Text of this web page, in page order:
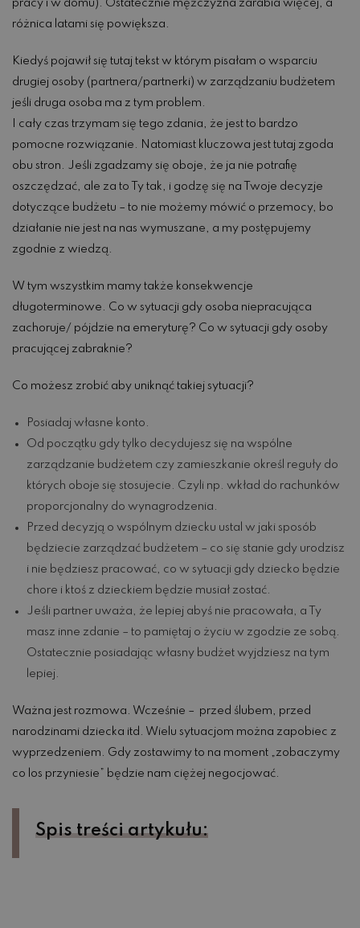
pracy i w domu). Ostatecznie mężczyzna zarabia więcej, a
różnica latami się powiększa.
Kiedyś pojawił się tutaj tekst w którym pisałam o wsparciu
drugiej osoby (partnera/partnerki) w zarządzaniu budżetem
jeśli druga osoba ma z tym problem.
I cały czas trzymam się tego zdania, że jest to bardzo
pomocne rozwiązanie. Natomiast kluczowa jest tutaj zgoda
obu stron. Jeśli zgadzamy się oboje, że ja nie potrafię
oszczędzać, ale za to Ty tak, i godzę się na Twoje decyzje
dotyczące budżetu – to nie możemy mówić o przemocy, bo
działanie nie jest na nas wymuszane, a my postępujemy
zgodnie z wiedzą.
W tym wszystkim mamy także konsekwencje
długoterminowe. Co w sytuacji gdy osoba niepracująca
zachoruje/ pójdzie na emeryturę? Co w sytuacji gdy osoby
pracującej zabraknie?
Co możesz zrobić aby uniknąć takiej sytuacji?
Posiadaj własne konto.
Od początku gdy tylko decydujesz się na wspólne
zarządzanie budżetem czy zamieszkanie określ reguły do
których oboje się stosujecie. Czyli np. wkład do rachunków
proporcjonalny do wynagrodzenia.
Przed decyzją o wspólnym dziecku ustal w jaki sposób
będziecie zarządzać budżetem – co się stanie gdy urodzisz
i nie będziesz pracować, co w sytuacji gdy dziecko będzie
chore i ktoś z dzieckiem będzie musiał zostać.
Jeśli partner uważa, że lepiej abyś nie pracowała, a Ty
masz inne zdanie – to pamiętaj o życiu w zgodzie ze sobą.
Ostatecznie posiadając własny budżet wyjdziesz na tym
lepiej.
Ważna jest rozmowa. Wcześnie – przed ślubem, przed
narodzinami dziecka itd. Wielu sytuacjom można zapobiec z
wyprzedzeniem. Gdy zostawimy to na moment „zobaczymy
co los przyniesie” będzie nam ciężej negocjować.
Spis treści artykułu: